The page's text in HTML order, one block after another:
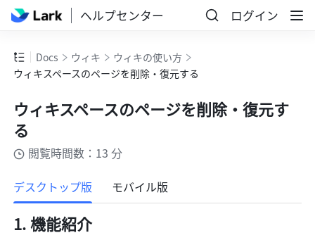
ヘルプセンター ログイン
Docs ウィキ
ウィキの使い方
ウィキスペースのページを削除・復元する
ウィキスペースのページを削除・復元す
る
閲覧時間数：13 分
デスクトップ版
モバイル版
機能紹介